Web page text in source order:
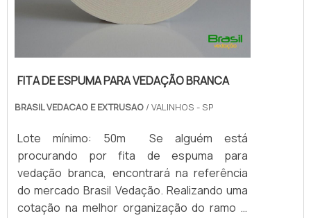
FITA DE ESPUMA PARA VEDAÇÃO BRANCA
BRASIL VEDACAO E EXTRUSAO / VALINHOS - SP
Lote mínimo: 50m Se alguém está
procurando por fita de espuma para
vedação branca, encontrará na referência
do mercado Brasil Vedação. Realizando uma
cotação na melhor organização do ramo e